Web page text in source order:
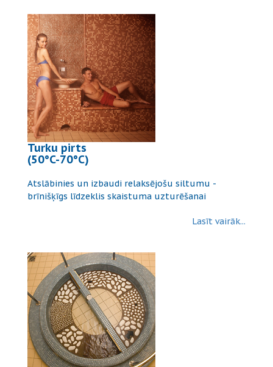
Turku pirts
(50°C-70°C)
Atslābinies un izbaudi relaksējošu siltumu -
brīnišķīgs līdzeklis skaistuma uzturēšanai
Lasīt vairāk...